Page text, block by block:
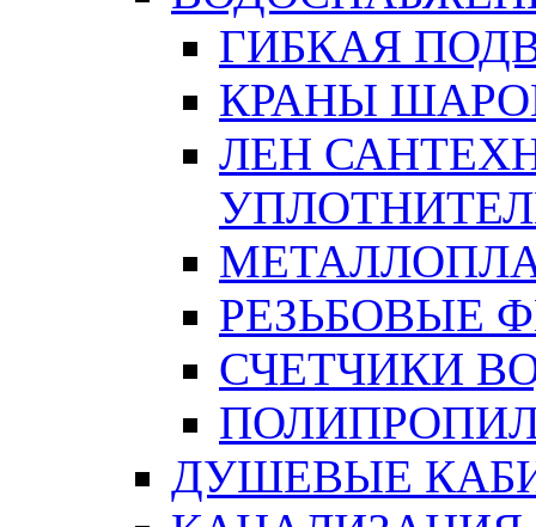
ГИБКАЯ
КРАНЫ
ЛЕН
РЕЗЬБОВЫЕ
СЧЕТЧИКИ
ДУШЕВЫЕ